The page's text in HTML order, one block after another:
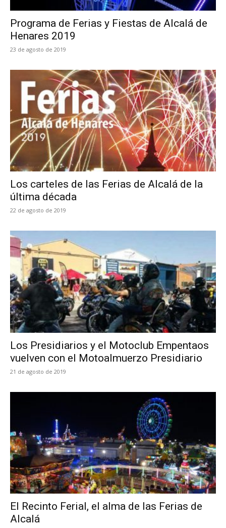
Programa de Ferias y Fiestas de Alcalá de
Henares 2019
23 de agosto de 2019
Los carteles de las Ferias de Alcalá de la
última década
22 de agosto de 2019
Los Presidiarios y el Motoclub Empentaos
vuelven con el Motoalmuerzo Presidiario
21 de agosto de 2019
El Recinto Ferial, el alma de las Ferias de
Alcalá